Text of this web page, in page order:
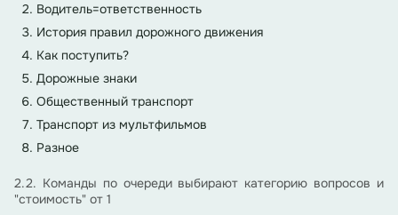
Водитель=ответственность
История правил дорожного движения
Как поступить?
Дорожные знаки
Общественный транспорт
Транспорт из мультфильмов
Разное
2.2. Команды по очереди выбирают категорию вопросов и
"стоимость" от 1